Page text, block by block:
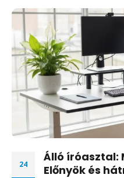
24
Álló íróasztal:
Előnyök és